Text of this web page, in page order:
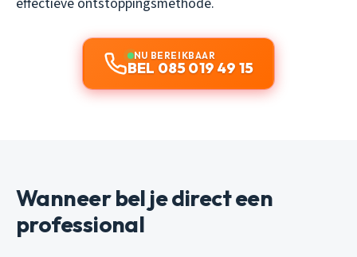
NU BEREIKBAAR
BEL 085 019 49 15
Wanneer bel je direct een
professional